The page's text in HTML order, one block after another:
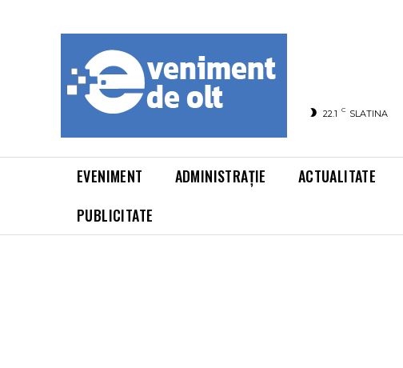
22.1 C SLATINA
EVENIMENT ADMINISTRAȚIE ACTUALITATE
PUBLICITATE